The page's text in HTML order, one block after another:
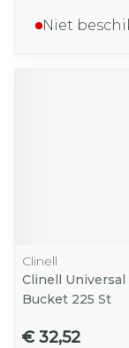
Niet
Clinell
Clinell Universal
Bucket 225 St
€ 32,52